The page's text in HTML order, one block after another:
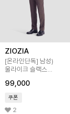
ZIOZIA
[온라인단독] 남성)
울라이크 슬랙스
99,000
쿠폰
2